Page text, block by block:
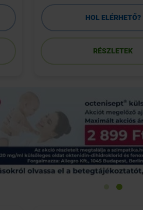
HOL ELÉRHETŐ?
RÉSZLETEK